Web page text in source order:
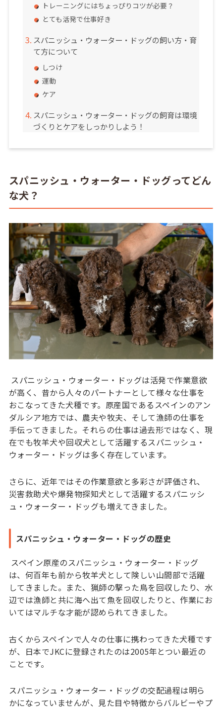
トレーニングにはちょっぴりコツが必要？
とても活発で仕事好き
スパニッシュ・ウォーター・ドッグの飼い方・育
て方について
しつけ
運動
ケア
スパニッシュ・ウォーター・ドッグの飼育は環境
づくりとケアをしっかりしよう！
スパニッシュ・ウォーター・ドッグってどん
な犬？
スパニッシュ・ウォーター・ドッグは活発で作業意欲
が高く、昔から人々のパートナーとして様々な仕事を
おこなってきた犬種です。原産国であるスペインのアン
ダルシア地方では、農夫や牧夫、そして漁師の仕事を
手伝ってきました。それらの仕事は過去形ではなく、現
在でも牧羊犬や回収犬として活躍するスパニッシュ・
ウォーター・ドッグは多く存在しています。
さらに、近年ではその作業意欲と多彩さが評価され、
災害救助犬や爆発物探知犬として活躍するスパニッシ
ュ・ウォーター・ドッグも増えてきました。
スパニッシュ・ウォーター・ドッグの歴史
スペイン原産のスパニッシュ・ウォーター・ドッグ
は、何百年も前から牧羊犬として険しい山間部で活躍
してきました。また、猟師の撃った鳥を回収したり、水
辺では漁師と共に海へ出て魚を回収したりと、作業にお
いてはマルチな才能が認められてきました。
古くからスペインで人々の仕事に携わってきた犬種です
が、日本でJKCに登録されたのは2005年とつい最近の
ことです。
スパニッシュ・ウォーター・ドッグの交配過程は明ら
かになっていませんが、見た目や特徴からバルビーやプ